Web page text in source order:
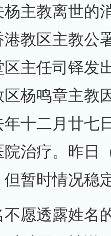
杨主教离世的
港教区主教公
区主任司铎发
区杨鸣章主教
年十二月廿七
院治疗。昨日
暂时情况稳
不愿透露姓名